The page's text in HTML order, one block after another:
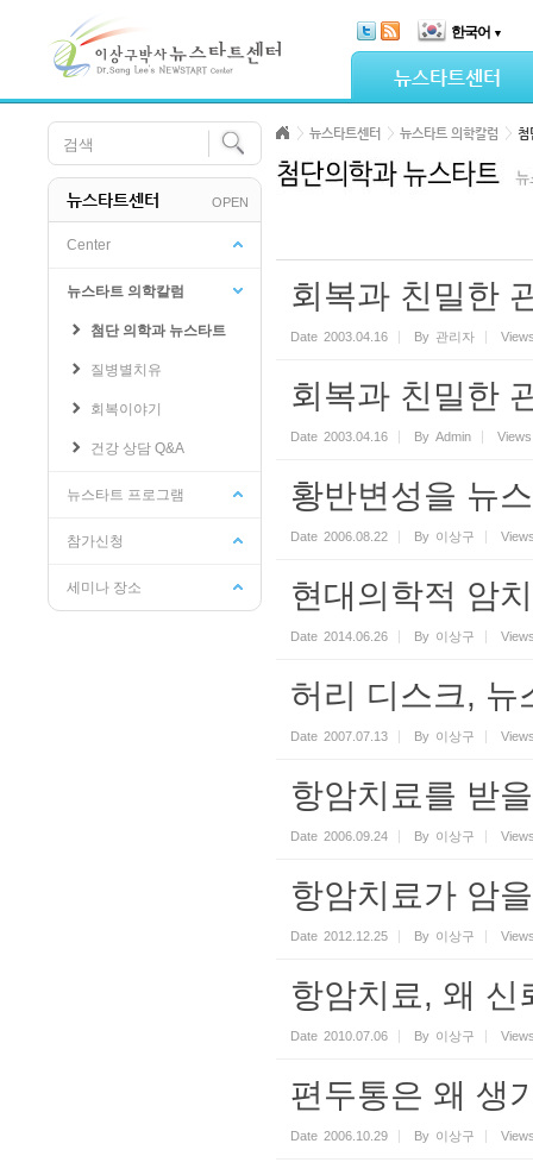
한국어 ▼
뉴스타트센터
뉴스타트센터 OPEN
Center
뉴스타트 의학칼럼
첨단 의학과 뉴스타트
질병별치유
회복이야기
건강 상담 Q&A
뉴스타트 프로그램
참가신청
세미나 장소
뉴스타트센터 뉴스타트 의학칼럼 첨
회복과 친밀한
Date 2003.04.16 By 관리자
회복과 친밀한
Date 2003.04.16 By Admin Views
황반변성을 뉴
Date 2006.08.22 By 이상구
현대의학적 암
Date 2014.06.26 By 이상구
허리 디스크, 뉴
Date 2007.07.13 By 이상구
항암치료를 받
Date 2006.09.24 By 이상구
항암치료가 암
Date 2012.12.25 By 이상구
항암치료, 왜 신
Date 2010.07.06 By 이상구
편두통은 왜 생
Date 2006.10.29 By 이상구
Sketchbook5, 스케치북5
Sketchbook5, 스케치북5